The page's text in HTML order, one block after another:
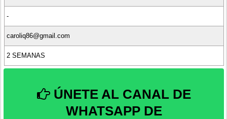
-
caroliq86@gmail.com
2 SEMANAS
ÚNETE AL CANAL DE
WHATSAPP DE